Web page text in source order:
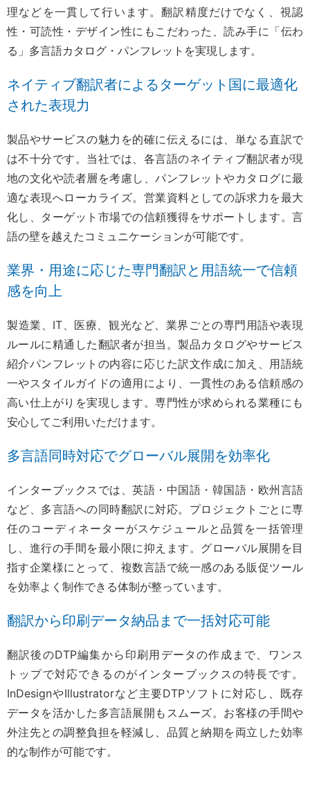
理などを一貫して行います。翻訳精度だけでなく、視認
性・可読性・デザイン性にもこだわった、読み手に「伝わ
る」多言語カタログ・パンフレットを実現します。
ネイティブ翻訳者によるターゲット国に最適化
された表現力
製品やサービスの魅力を的確に伝えるには、単なる直訳で
は不十分です。当社では、各言語のネイティブ翻訳者が現
地の文化や読者層を考慮し、パンフレットやカタログに最
適な表現へローカライズ。営業資料としての訴求力を最大
化し、ターゲット市場での信頼獲得をサポートします。言
語の壁を越えたコミュニケーションが可能です。
業界・用途に応じた専門翻訳と用語統一で信頼
感を向上
製造業、IT、医療、観光など、業界ごとの専門用語や表現
ルールに精通した翻訳者が担当。製品カタログやサービス
紹介パンフレットの内容に応じた訳文作成に加え、用語統
一やスタイルガイドの適用により、一貫性のある信頼感の
高い仕上がりを実現します。専門性が求められる業種にも
安心してご利用いただけます。
多言語同時対応でグローバル展開を効率化
インターブックスでは、英語・中国語・韓国語・欧州言語
など、多言語への同時翻訳に対応。プロジェクトごとに専
任のコーディネーターがスケジュールと品質を一括管理
し、進行の手間を最小限に抑えます。グローバル展開を目
指す企業様にとって、複数言語で統一感のある販促ツール
を効率よく制作できる体制が整っています。
翻訳から印刷データ納品まで一括対応可能
翻訳後のDTP編集から印刷用データの作成まで、ワンス
トップで対応できるのがインターブックスの特長です。
InDesignやIllustratorなど主要DTPソフトに対応し、既存
データを活かした多言語展開もスムーズ。お客様の手間や
外注先との調整負担を軽減し、品質と納期を両立した効率
的な制作が可能です。